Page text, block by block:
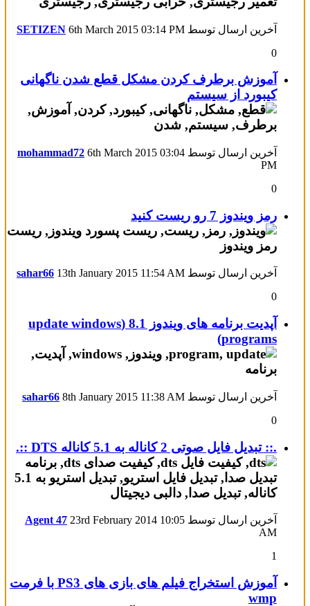
آخرین ارسال توسط SETIZEN 6th March 2015 03:14 PM
0
آموزش برطرف کردن مشکل قطع شدن ناگهانی
کیبورد از سیستم
آخرین ارسال توسط mohammad72 6th March 2015 03:04
PM
0
رمز ویندوز 7 رو ریست کنید
آخرین ارسال توسط sahar66 13th January 2015 11:54 AM
0
آپدیت برنامه های ویندوز 8.1 (update windows
programs)
آخرین ارسال توسط sahar66 8th January 2015 11:38 AM
0
.:: تبدیل فایل صوتی 2 کاناله به 5.1 کاناله DTS ::.
آخرین ارسال توسط Agent 47 23rd February 2014 10:05
AM
1
آموزش استخراج فیلم های بازی های PS3 با فرمت
wmp